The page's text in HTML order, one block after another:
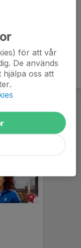
för att vår
De används
oss att